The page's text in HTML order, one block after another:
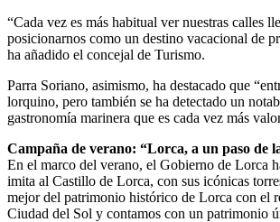
“Cada vez es más habitual ver nuestras calles
posicionarnos como un destino vacacional de
ha añadido el concejal de Turismo.
Parra Soriano, asimismo, ha destacado que
lorquino, pero también se ha detectado un
gastronomía marinera que es cada vez más
Campaña de verano: “Lorca, a un paso de
En el marco del verano, el Gobierno de Lorca
imita al Castillo de Lorca, con sus icónicas
mejor del patrimonio histórico de Lorca con el
Ciudad del Sol y contamos con un patrimonio